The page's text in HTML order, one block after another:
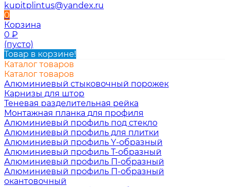
kupitplintus@yandex.ru
0
Корзина
0 ₽
(пусто)
Товар в корзине!
Каталог товаров
Каталог товаров
Алюминиевый стыковочный порожек
Карнизы для штор
Теневая разделительная рейка
Монтажная планка для профиля
Алюминиевый профиль под стекло
Алюминиевый профиль для плитки
Алюминиевый профиль Y-образный
Алюминиевый профиль Т-образный
Алюминиевый профиль П-образный
Алюминиевый профиль П-образный
окантовочный